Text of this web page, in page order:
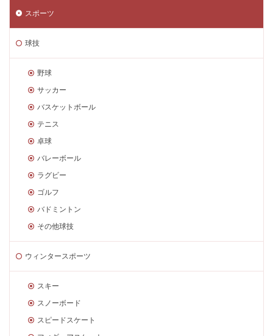
スポーツ
球技
野球
サッカー
バスケットボール
テニス
卓球
バレーボール
ラグビー
ゴルフ
バドミントン
その他球技
ウィンタースポーツ
スキー
スノーボード
スピードスケート